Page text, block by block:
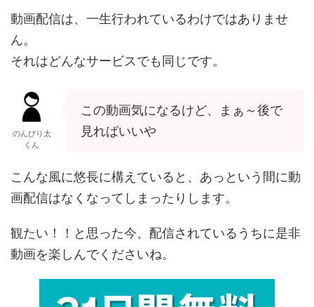
動画配信は、一生行われているわけではありませ
ん。
それはどんなサービスでも同じです。
のんびり太
くん
この動画気になるけど、まぁ～後で
見ればいいや
こんな風に悠長に構えていると、あっという間に動
画配信はなくなってしまったりします。
観たい！！と思った今、配信されているうちに是非
動画を楽しんでくださいね。